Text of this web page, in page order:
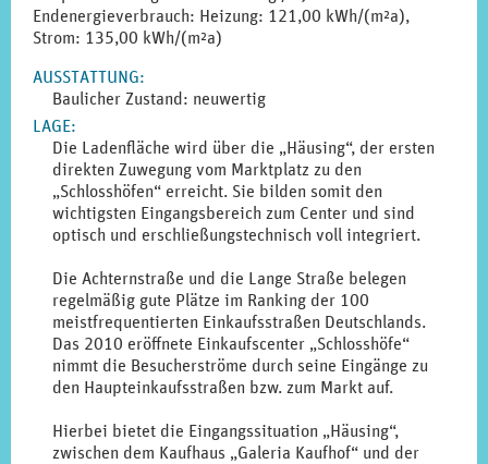
Endenergieverbrauch: Heizung: 121,00 kWh/(m²a),
Strom: 135,00 kWh/(m²a)
AUSSTATTUNG:
Baulicher Zustand: neuwertig
LAGE:
Die Ladenfläche wird über die „Häusing“, der ersten
direkten Zuwegung vom Marktplatz zu den
„Schlosshöfen“ erreicht. Sie bilden somit den
wichtigsten Eingangsbereich zum Center und sind
optisch und erschließungstechnisch voll integriert.
Die Achternstraße und die Lange Straße belegen
regelmäßig gute Plätze im Ranking der 100
meistfrequentierten Einkaufsstraßen Deutschlands.
Das 2010 eröffnete Einkaufscenter „Schlosshöfe“
nimmt die Besucherströme durch seine Eingänge zu
den Haupteinkaufsstraßen bzw. zum Markt auf.
Hierbei bietet die Eingangssituation „Häusing“,
zwischen dem Kaufhaus „Galeria Kaufhof“ und der